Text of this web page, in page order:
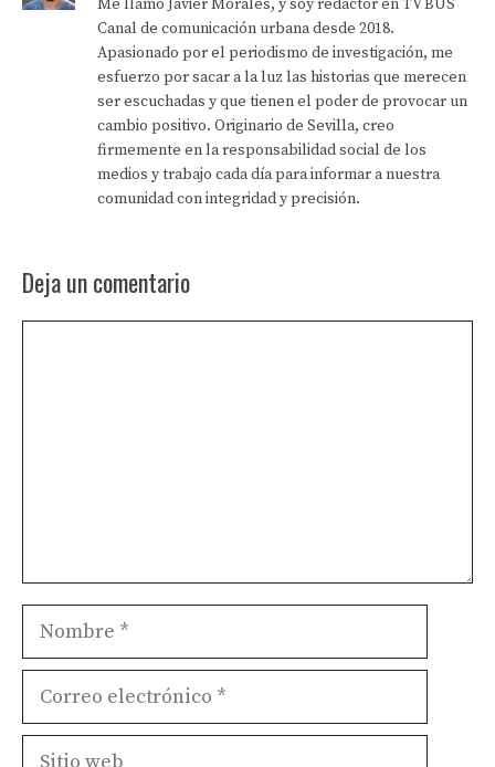
Canal de comunicación urbana desde 2018.
Apasionado por el periodismo de investigación, me
esfuerzo por sacar a la luz las historias que merecen
ser escuchadas y que tienen el poder de provocar un
cambio positivo. Originario de Sevilla, creo
firmemente en la responsabilidad social de los
medios y trabajo cada día para informar a nuestra
comunidad con integridad y precisión.
Deja un comentario
Nombre
Correo
Sitio